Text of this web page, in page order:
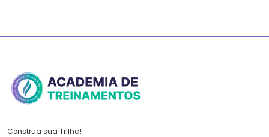
Construa sua Trilha!